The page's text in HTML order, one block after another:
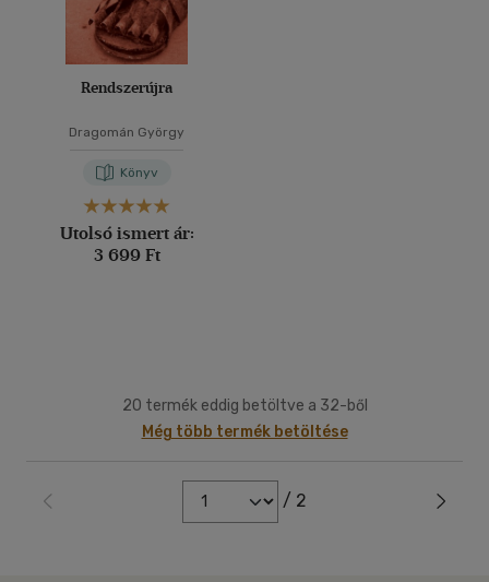
Rendszerújra
Dragomán György
Könyv
Utolsó ismert ár:
3 699 Ft
20 termék eddig betöltve a 32-ből
Még több termék betöltése
/ 2